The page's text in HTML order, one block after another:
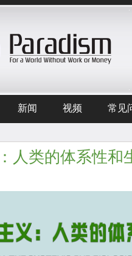
新闻 视频 常见
人类的体系性和